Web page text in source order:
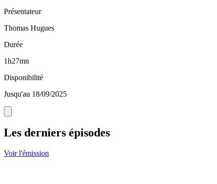
Présentateur
Thomas Hugues
Durée
1h27mn
Disponibilité
Jusqu'au 18/09/2025
Les derniers épisodes
Voir l'émission